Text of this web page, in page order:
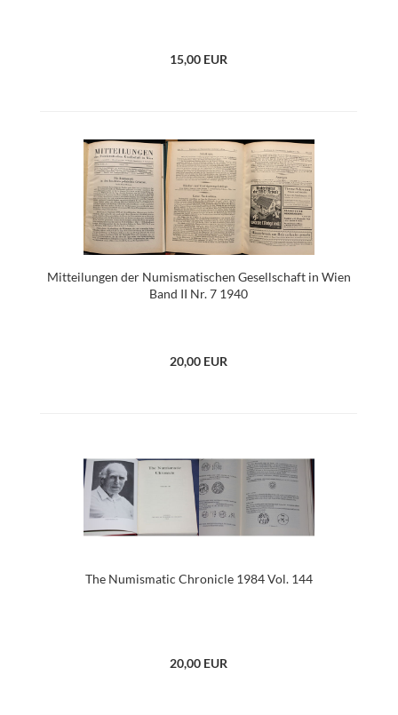
15,00 EUR
Mitteilungen der Numismatischen Gesellschaft in Wien
Band II Nr. 7 1940
20,00 EUR
The Numismatic Chronicle 1984 Vol. 144
20,00 EUR